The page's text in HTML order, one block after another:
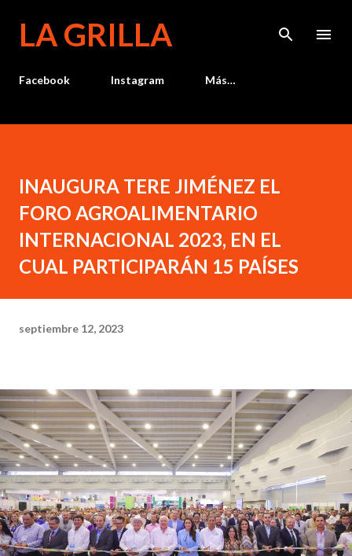
LA GRILLA
Facebook Instagram Más…
INAUGURA TERE JIMÉNEZ EL
FORO AGROALIMENTARIO
INTERNACIONAL 2023, EN EL
CUAL PARTICIPARÁN 15 PAÍSES
septiembre 12, 2023